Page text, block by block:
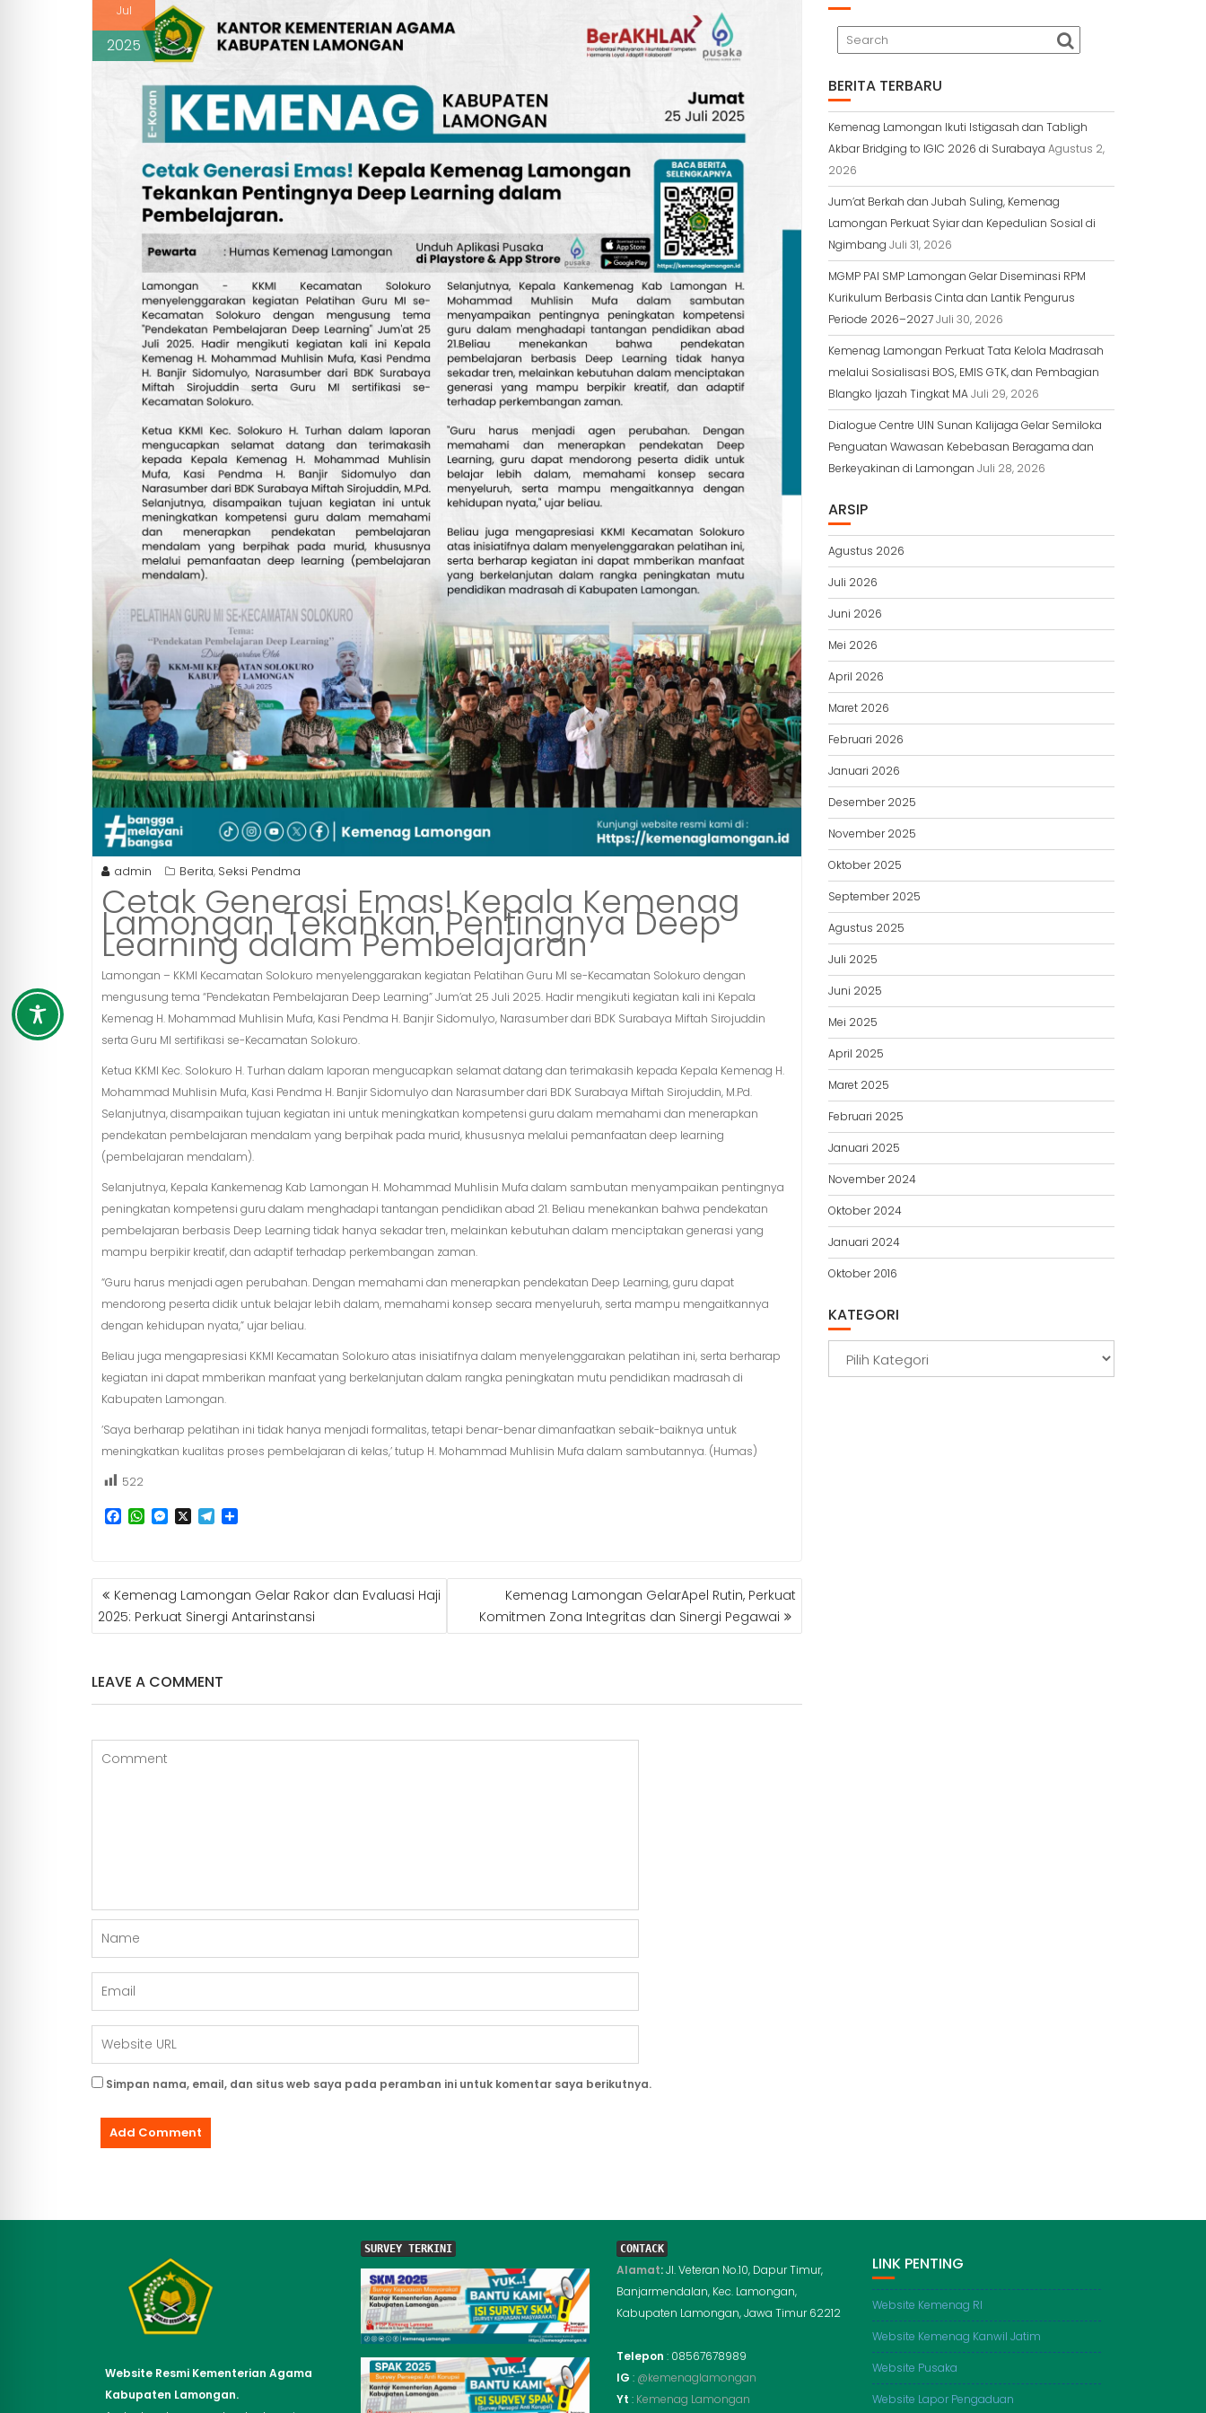
Jul
2025
admin Berita, Seksi Pendma
Cetak Generasi Emas! Kepala Kemenag
Lamongan Tekankan Pentingnya Deep
Learning dalam Pembelajaran
Lamongan – KKMI Kecamatan Solokuro menyelenggarakan kegiatan Pelatihan Guru MI se-Kecamatan Solokuro dengan
mengusung tema “Pendekatan Pembelajaran Deep Learning” Jum’at 25 Juli 2025. Hadir mengikuti kegiatan kali ini Kepala
Kemenag H. Mohammad Muhlisin Mufa, Kasi Pendma H. Banjir Sidomulyo, Narasumber dari BDK Surabaya Miftah Sirojuddin
serta Guru MI sertifikasi se-Kecamatan Solokuro.
Ketua KKMI Kec. Solokuro H. Turhan dalam laporan mengucapkan selamat datang dan terimakasih kepada Kepala Kemenag H.
Mohammad Muhlisin Mufa, Kasi Pendma H. Banjir Sidomulyo dan Narasumber dari BDK Surabaya Miftah Sirojuddin, M.Pd.
Selanjutnya, disampaikan tujuan kegiatan ini untuk meningkatkan kompetensi guru dalam memahami dan menerapkan
pendekatan pembelajaran mendalam yang berpihak pada murid, khususnya melalui pemanfaatan deep learning
(pembelajaran mendalam).
Selanjutnya, Kepala Kankemenag Kab Lamongan H. Mohammad Muhlisin Mufa dalam sambutan menyampaikan pentingnya
peningkatan kompetensi guru dalam menghadapi tantangan pendidikan abad 21. Beliau menekankan bahwa pendekatan
pembelajaran berbasis Deep Learning tidak hanya sekadar tren, melainkan kebutuhan dalam menciptakan generasi yang
mampu berpikir kreatif, dan adaptif terhadap perkembangan zaman.
“Guru harus menjadi agen perubahan. Dengan memahami dan menerapkan pendekatan Deep Learning, guru dapat
mendorong peserta didik untuk belajar lebih dalam, memahami konsep secara menyeluruh, serta mampu mengaitkannya
dengan kehidupan nyata,” ujar beliau.
Beliau juga mengapresiasi KKMI Kecamatan Solokuro atas inisiatifnya dalam menyelenggarakan pelatihan ini, serta berharap
kegiatan ini dapat mmberikan manfaat yang berkelanjutan dalam rangka peningkatan mutu pendidikan madrasah di
Kabupaten Lamongan.
‘Saya berharap pelatihan ini tidak hanya menjadi formalitas, tetapi benar-benar dimanfaatkan sebaik-baiknya untuk
meningkatkan kualitas proses pembelajaran di kelas,’ tutup H. Mohammad Muhlisin Mufa dalam sambutannya. (Humas)
522
b
o
o
k
W
s
A
p
p
M
e
n
g
e
X T
g
r
a
m
e
NAVIGASI
POSKemenag Lamongan Gelar Rakor dan Evaluasi Haji
2025: Perkuat Sinergi Antarinstansi
Kemenag Lamongan GelarApel Rutin, Perkuat
Komitmen Zona Integritas dan Sinergi Pegawai
LEAVE A COMMENT
Simpan nama, email, dan situs web saya pada peramban ini untuk komentar saya berikutnya.
BERITA TERBARU
Kemenag Lamongan Ikuti Istigasah dan Tabligh
Akbar Bridging to IGIC 2026 di Surabaya Agustus 2,
2026
Jum’at Berkah dan Jubah Suling, Kemenag
Lamongan Perkuat Syiar dan Kepedulian Sosial di
Ngimbang Juli 31, 2026
MGMP PAI SMP Lamongan Gelar Diseminasi RPM
Kurikulum Berbasis Cinta dan Lantik Pengurus
Periode 2026–2027Juli 30, 2026
Kemenag Lamongan Perkuat Tata Kelola Madrasah
melalui Sosialisasi BOS, EMIS GTK, dan Pembagian
Blangko Ijazah Tingkat MAJuli 29, 2026
Dialogue Centre UIN Sunan Kalijaga Gelar Semiloka
Penguatan Wawasan Kebebasan Beragama dan
Berkeyakinan di Lamongan Juli 28, 2026
ARSIP
Agustus 2026
Juli 2026
Juni 2026
Mei 2026
April 2026
Maret 2026
Februari 2026
Januari 2026
Desember 2025
November 2025
Oktober 2025
September 2025
Agustus 2025
Juli 2025
Juni 2025
Mei 2025
April 2025
Maret 2025
Februari 2025
Januari 2025
November 2024
Oktober 2024
Januari 2024
Oktober 2016
KATEGORI
Website Resmi Kementerian Agama
Kabupaten Lamongan.
SURVEY TERKINI CONTACK
Alamat:Jl. Veteran No.10, Dapur Timur,
Banjarmendalan, Kec. Lamongan,
Kabupaten Lamongan, Jawa Timur 62212
Telepon : 08567678989
IG : @kemenaglamongan
Yt : Kemenag Lamongan
LINK PENTING
Website Kemenag RI
Website Kemenag Kanwil Jatim
Website Pusaka
Website Lapor Pengaduan